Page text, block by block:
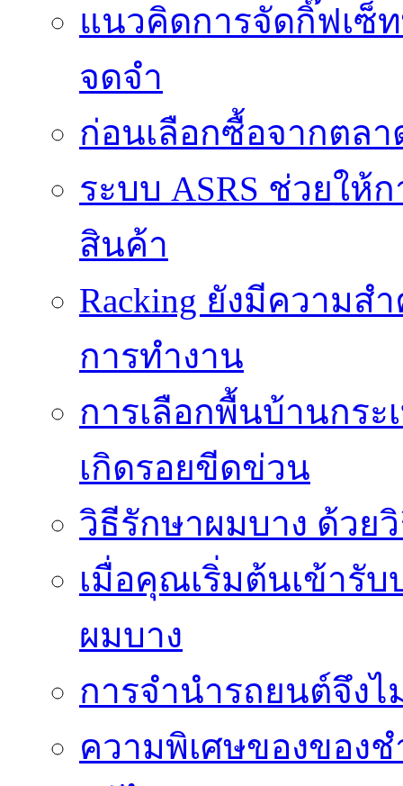
แนวคิดการจัดกิ๊ฟเซ็
จดจำ
ก่อนเลือกซื้อจากตล
ระบบ ASRS ช่วยให้
สินค้า
Racking ยังมีความ
การทำงาน
การเลือกพื้นบ้านกร
เกิดรอยขีดข่วน
วิธีรักษาผมบาง ด้วย
เมื่อคุณเริ่มต้นเข้ารั
ผมบาง
การจำนำรถยนต์จึงไ
ความพิเศษของของ